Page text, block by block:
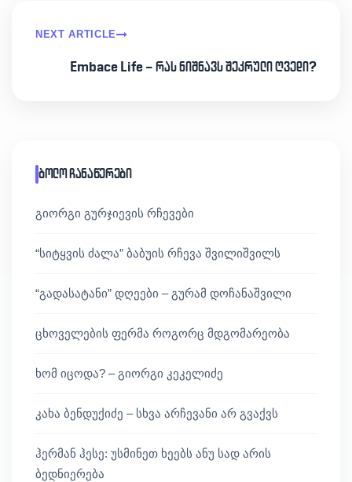
NEXT ARTICLE
Embace Life – რას ნიშნავს შეკრული ღვედი?
ბოლო ჩანაწერები
გიორგი გურჯიევის რჩევები
“სიტყვის ძალა” ბაბუის რჩევა შვილიშვილს
“გადასატანი” დღეები – გურამ დოჩანაშვილი
ცხოველების ფერმა როგორც მდგომარეობა
ხომ იცოდა? – გიორგი კეკელიძე
კახა ბენდუქიძე – სხვა არჩევანი არ გვაქვს
ჰერმან ჰესე: უსმინეთ ხეებს ანუ სად არის
ბედნიერება